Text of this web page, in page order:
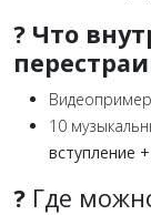
? Что
10
вступление
? Где